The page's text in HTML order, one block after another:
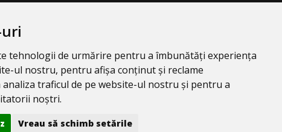
tehnologii de urmărire pentru a îmbunătăți experiența
ul nostru, pentru afișa conținut și reclame
traficul de pe website-ul nostru și pentru a
noștri.
Vreau să schimb setările